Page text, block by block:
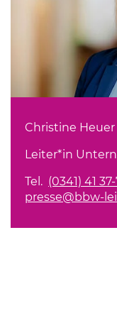
Christine Heuer
Leiter*in
Tel. (0341) 41
presse@bbw-